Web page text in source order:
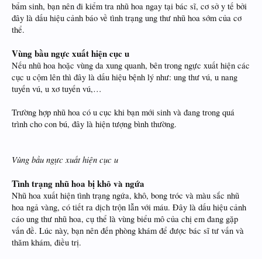
bẩm sinh, bạn nên đi kiểm tra nhũ hoa ngay tại bác sĩ, cơ sở y tế bởi
đây là dấu hiệu cảnh báo về tình trạng ung thư nhũ hoa sớm của cơ
thể.
Vùng bầu ngực xuất hiện cục u
Nếu nhũ hoa hoặc vùng da xung quanh, bên trong ngực xuất hiện các
cục u cộm lên thì đây là dấu hiệu bệnh lý như: ung thư vú, u nang
tuyến vú, u xơ tuyến vú,…
Trường hợp nhũ hoa có u cục khi bạn mới sinh và đang trong quá
trình cho con bú, đây là hiện tượng bình thường.
Vùng bầu ngực xuất hiện cục u
Tình trạng nhũ hoa bị khô và ngứa
Nhũ hoa xuất hiện tình trạng ngứa, khô, bong tróc và màu sắc nhũ
hoa ngả vàng, có tiết ra dịch trộn lẫn với máu. Đây là dấu hiệu cảnh
cáo ung thư nhũ hoa, cụ thể là vùng biểu mô của chị em đang gặp
vấn đề. Lúc này, bạn nên đến phòng khám để được bác sĩ tư vấn và
thăm khám, điều trị.